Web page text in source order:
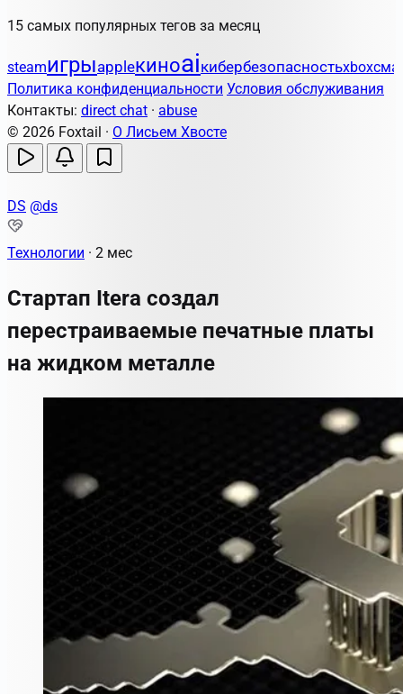
15 самых популярных тегов за месяц
steamигрыappleкиноaiкибербезопасностьxbox
Политика конфиденциальности Условия обслуживания
Контакты: direct chat · abuse
© 2026 Foxtail · О Лисьем Хвосте
DS @ds
Технологии · 2 мес
Стартап Itera создал
перестраиваемые печатные платы
на жидком металле